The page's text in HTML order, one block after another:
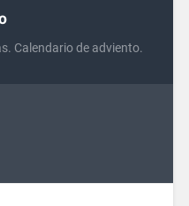
Calendario de adviento.